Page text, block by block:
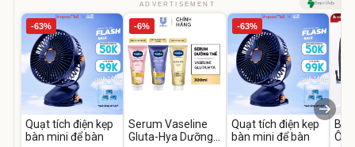
ADVERTISEMENT
-63%
Quạt tích điện kẹp
bàn mini để bàn
-6%
Serum Vaseline
Gluta-Hya Dưỡng
-63%
Quạt tích điện kẹp
bàn mini để bàn
Ô